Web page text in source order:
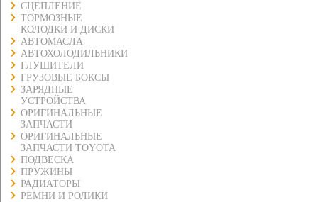
СЦЕПЛЕНИЕ
ТОРМОЗНЫЕ
КОЛОДКИ И ДИСКИ
АВТОМАСЛА
АВТОХОЛОДИЛЬНИКИ
ГЛУШИТЕЛИ
ГРУЗОВЫЕ БОКСЫ
ЗАРЯДНЫЕ
УСТРОЙСТВА
ОРИГИНАЛЬНЫЕ
ЗАПЧАСТИ
ОРИГИНАЛЬНЫЕ
ЗАПЧАСТИ TOYOTA
ПОДВЕСКА
ПРУЖИНЫ
РАДИАТОРЫ
РЕМНИ И РОЛИКИ